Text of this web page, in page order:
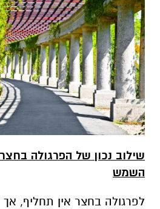
שילוב נכון של הפרגולה
השמש
לפרגולה בחצר אין תחליף,